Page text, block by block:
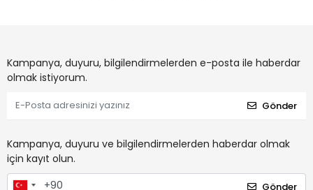
Kampanya, duyuru, bilgilendirmelerden e-posta ile haberdar
olmak istiyorum.
Gönder
Kampanya, duyuru ve bilgilendirmelerden haberdar olmak
için kayıt olun.
Gönder